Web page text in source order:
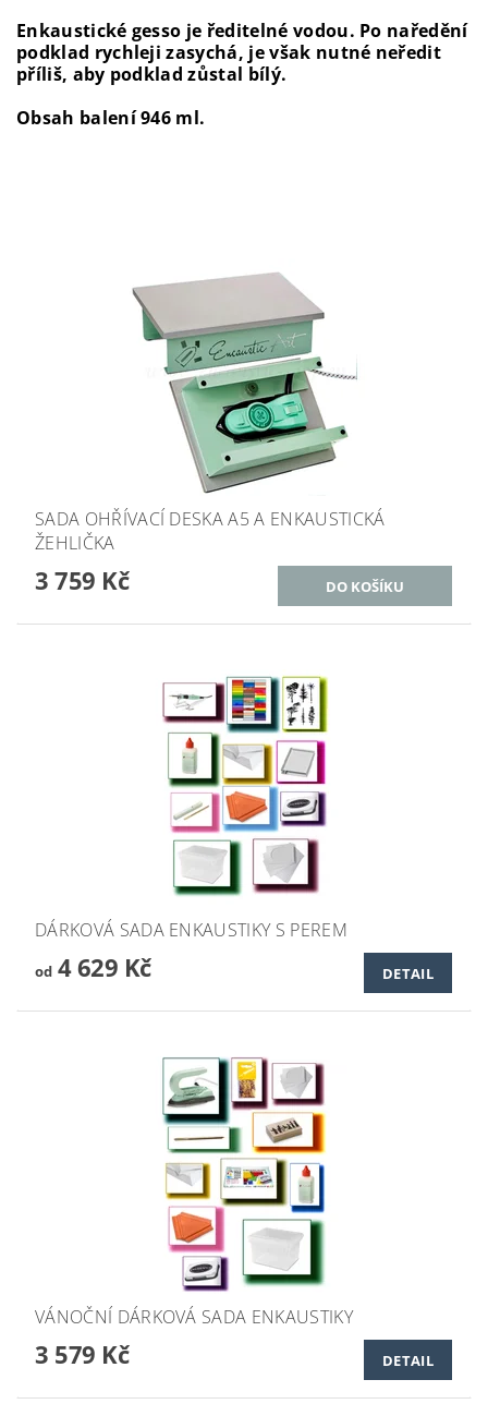
Enkaustické gesso je ředitelné vodou. Po naředění
podklad rychleji zasychá, je však nutné neředit
příliš, aby podklad zůstal bílý.
Obsah balení 946 ml.
SADA OHŘÍVACÍ DESKA A5 A ENKAUSTICKÁ
ŽEHLIČKA
3 759 Kč
DÁRKOVÁ SADA ENKAUSTIKY S PEREM
od4 629 Kč DETAIL
VÁNOČNÍ DÁRKOVÁ SADA ENKAUSTIKY
3 579 Kč DETAIL